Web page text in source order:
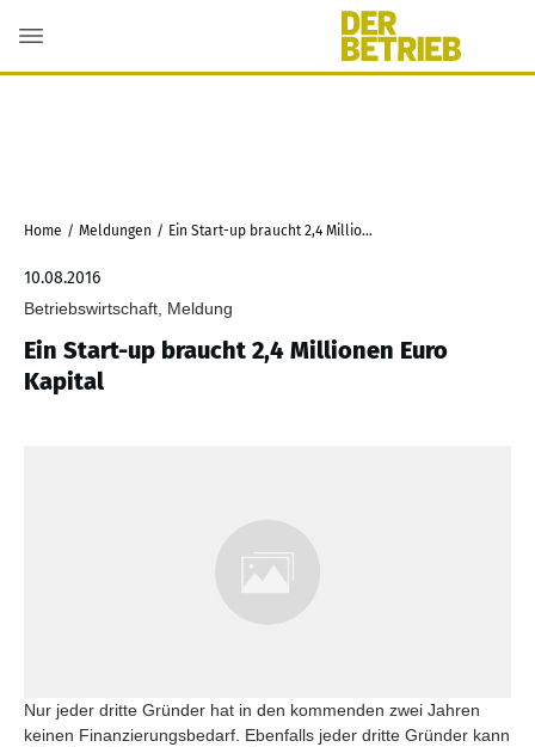
Home / Meldungen / Ein Start-up braucht 2,4 Millionen Euro Kapital
10.08.2016
Betriebswirtschaft, Meldung
Ein Start-up braucht 2,4 Millionen Euro
Kapital
Nur jeder dritte Gründer hat in den kommenden zwei Jahren
keinen Finanzierungsbedarf. Ebenfalls jeder dritte Gründer kann